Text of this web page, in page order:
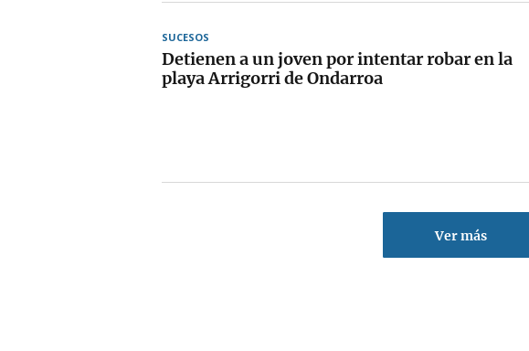
SUCESOS
Detienen a un joven por intentar robar en la
playa Arrigorri de Ondarroa
Ver más